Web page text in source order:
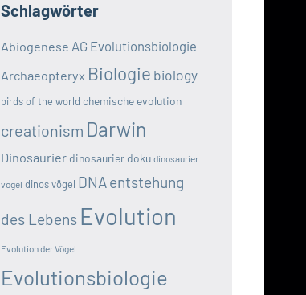
Schlagwörter
Abiogenese AG Evolutionsbiologie
Archaeopteryx Biologie biology
birds of the world chemische evolution
creationism Darwin
Dinosaurier dinosaurier doku dinosaurier
vogel dinos vögel DNAentstehung
des Lebens Evolution
Evolution der Vögel
Evolutionsbiologie